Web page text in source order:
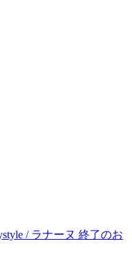
/ ラナーヌ 終了のお